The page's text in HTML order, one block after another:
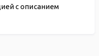
с описанием